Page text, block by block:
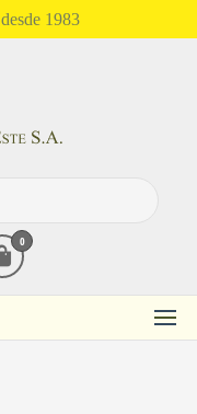
desde 1983
0